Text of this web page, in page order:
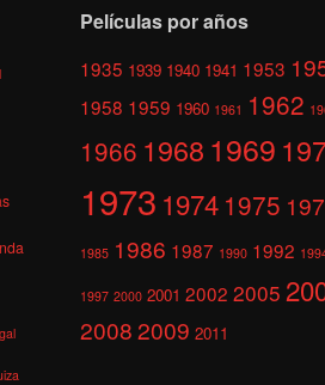
Películas por años
1935 1939 1940 1941 1953
1958 1959 1960 1961 1962
1966 1968 1969
1973 1974 1975
1985 1986 1987 1990 1992
1997 2000 2001 2002 2005
20082009 2011